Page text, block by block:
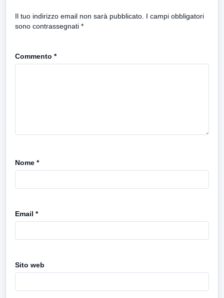
Il tuo indirizzo email non sarà pubblicato. I campi obbligatori
sono contrassegnati *
Commento *
Nome *
Email *
Sito web